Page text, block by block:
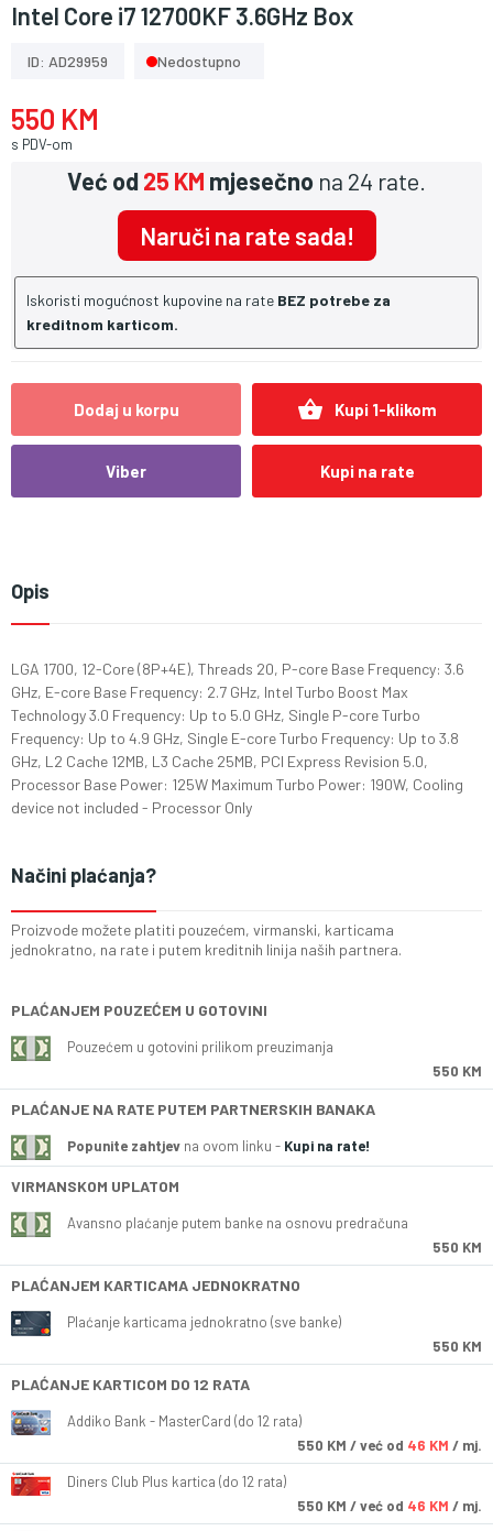
Intel Core i7 12700KF 3.6GHz Box
ID: AD29959 Nedostupno
550 KM
s PDV-om
Već od25 KM mjesečno na 24 rate.
Naruči na rate sada!
Iskoristi mogućnost kupovine na rate BEZ potrebe za
kreditnom karticom.
Dodaj u korpu shopping_basket Kupi 1-klikom
Viber Kupi na rate
Opis
LGA 1700, 12-Core (8P+4E), Threads 20, P-core Base Frequency: 3.6
GHz, E-core Base Frequency: 2.7 GHz, Intel Turbo Boost Max
Technology 3.0 Frequency: Up to 5.0 GHz, Single P-core Turbo
Frequency: Up to 4.9 GHz, Single E-core Turbo Frequency: Up to 3.8
GHz, L2 Cache 12MB, L3 Cache 25MB, PCI Express Revision 5.0,
Processor Base Power: 125W Maximum Turbo Power: 190W, Cooling
device not included - Processor Only
Načini plaćanja?
Proizvode možete platiti pouzećem, virmanski, karticama
jednokratno, na rate i putem kreditnih linija naših partnera.
PLAĆANJEM POUZEĆEM U GOTOVINI
Pouzećem u gotovini prilikom preuzimanja
550 KM
PLAĆANJE NA RATE PUTEM PARTNERSKIH BANAKA
Popunite zahtjev na ovom linku - Kupi na rate!
VIRMANSKOM UPLATOM
Avansno plaćanje putem banke na osnovu predračuna
550 KM
PLAĆANJEM KARTICAMA JEDNOKRATNO
Plaćanje karticama jednokratno (sve banke)
550 KM
PLAĆANJE KARTICOM DO 12 RATA
Addiko Bank - MasterCard (do 12 rata)
550 KM / već od 46 KM / mj.
Diners Club Plus kartica (do 12 rata)
550 KM / već od 46 KM / mj.